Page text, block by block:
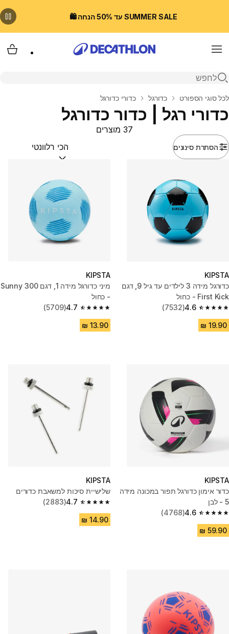
SUMMER SALE עד 50% הנחה 🛍️
Menu
פתיחת חיפוש
בית
לכל סוגי הספורט כדורגל כדורי כדורגל
כדורי רגל | כדור כדורגל
הסתרת סינונים
37 מוצרים
מיין לפי:(optional)
KIPSTA
כדורגל מידה 3 לילדים עד גיל 9, דגם
First Kick - כחול
4.6
4.6 out of 5 stars from 7532 reviews
(7532)
KIPSTA
מיני כדורגל מידה 1, דגם Sunny 300
- כחול
4.7
4.7 out of 5 stars from 5709 reviews
(5709)
KIPSTA
כדור אימון כדורגל תפור במכונה מידה
5 - לבן
4.6
4.6 out of 5 stars from 4768 reviews
(4768)
KIPSTA
שלישיית סיכות למשאבת כדורים
4.7
4.7 out of 5 stars from 2883 reviews
(2883)